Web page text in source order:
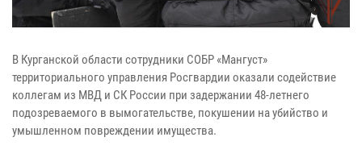
В Курганской области сотрудники СОБР «Мангуст»
территориального управления Росгвардии оказали содействие
коллегам из МВД и СК России при задержании 48-летнего
подозреваемого в вымогательстве, покушении на убийство и
умышленном повреждении имущества.